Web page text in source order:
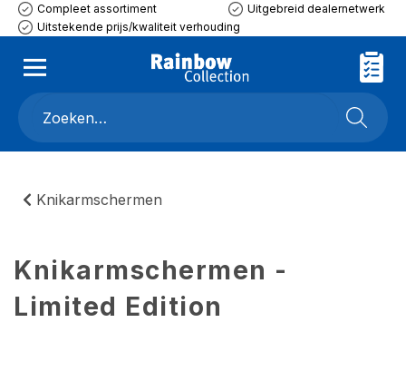
Compleet assortiment
Uitgebreid dealernetwerk
Uitstekende prijs/kwaliteit verhouding
Knikarmschermen
Knikarmschermen -
Limited Edition